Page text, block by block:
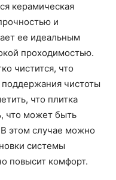
керамическая
и
ее идеальным
проходимостью.
чистится, что
чистоты
что плитка
что может быть
этом случае можно
системы
повысит комфорт.